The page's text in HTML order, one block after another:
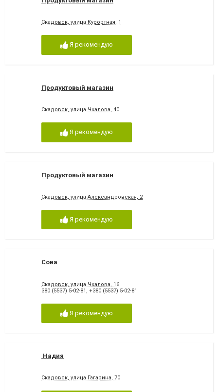
Скадовск, улица Курортная, 1
Я рекомендую
Продуктовый магазин
Скадовск, улица Чкалова, 40
Я рекомендую
Продуктовый магазин
Скадовск, улица Александровская, 2
Я рекомендую
Сова
Скадовск, улица Чкалова, 16
380 (5537) 5-02-81
+380 (5537) 5-02-81
Я рекомендую
Надия
Скадовск, улица Гагарина, 70